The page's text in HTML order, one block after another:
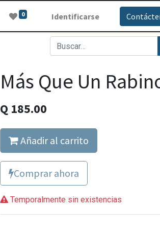
0 Identificarse
Más Que Un
Q 185.00
Añadir al carrito
Comprar ahora
Temporalmente sin existencias